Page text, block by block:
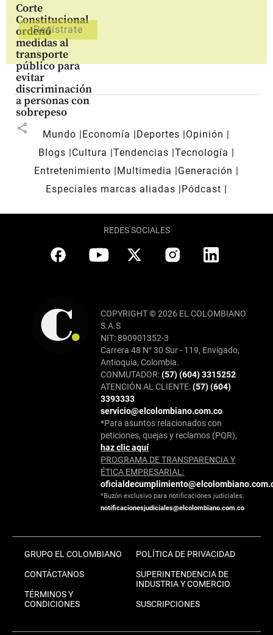
Corte
Constitucional
ordenó
medidas al
transporte
público para
evitar
discriminación
a personas con
sobrepeso
share Mundo Economía Deportes
Opinión
Blogs
Cultura Tendencias Tecnología
Entretenimiento
Multimedia
Generación
Especiales marcas aliadas
Pódcast
REDES SOCIALES
COPYRIGHT © 2026 EL COLOMBIANO
S.A.S
NIT: 890901352-3
Carrera 48 N° 30 Sur - 119, Envigado,
Antioquia, Colombia.
CONMUTADOR:(57) (604) 3315252
ATENCIÓN AL CLIENTE:(57) (604)
3393333
servicio@elcolombiano.com.co
*Para asuntos relacionados con
peticiones, quejas y reclamos (PQR),
haz clic aquí
PROGRAMA DE TRANSPARENCIA Y
ÉTICA EMPRESARIAL:
*Buzón exclusivo para notificaciones judiciales:
notificacionesjudiciales@elcolombiano.com.co
GRUPO EL COLOMBIANO
CONTÁCTANOS
TÉRMINOS Y
CONDICIONES
POLÍTICA DE PRIVACIDAD
SUPERINTENDENCIA DE
INDUSTRIA Y COMERCIO
SUSCRIPCIONES